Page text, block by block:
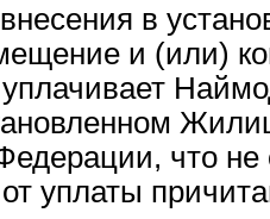
в
и (или)
что не
уплаты